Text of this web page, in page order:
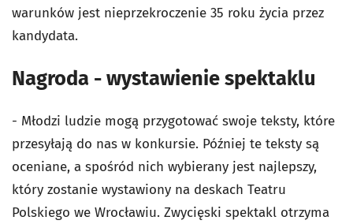
warunków jest nieprzekroczenie 35 roku życia przez
kandydata.
Nagroda - wystawienie spektaklu
- Młodzi ludzie mogą przygotować swoje teksty, które
przesyłają do nas w konkursie. Później te teksty są
oceniane, a spośród nich wybierany jest najlepszy,
który zostanie wystawiony na deskach Teatru
Polskiego we Wrocławiu. Zwycięski spektakl otrzyma